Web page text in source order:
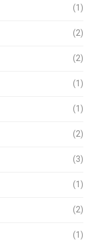
(1)
(2)
(2)
(1)
(1)
(2)
(3)
(1)
(2)
(1)